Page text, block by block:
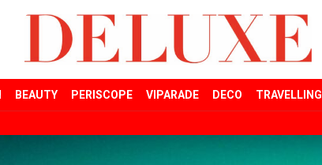
BEAUTY PERISCOPE VIPARADE DECO TRAVELLING